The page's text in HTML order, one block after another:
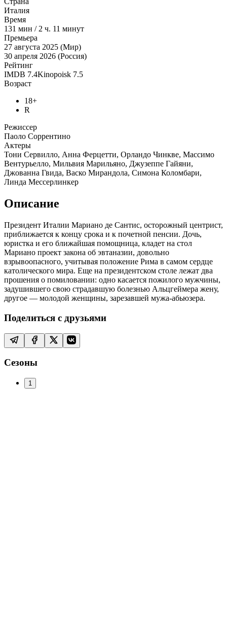
Италия
Время
131 мин /2 ч. 11 минут
Премьера
27 августа 2025 (Мир)
30 апреля 2026 (Россия)
Рейтинг
IMDB 7.4Kinopoisk 7.5
Возраст
18+
R
Режиссер
Паоло Соррентино
Актеры
Тони Сервилло, Анна Ферцетти, Орландо Чинкве, Массимо
Вентурьелло, Мильвия Марильяно, Джузеппе Гайяни,
Джованна Гвида, Васко Мирандола, Симона Коломбари,
Линда Мессерлинкер
Описание
Президент Италии Мариано де Сантис, осторожный центрист,
приближается к концу срока и к почетной пенсии. Дочь,
юристка и его ближайшая помощница, кладет на стол
Мариано проект закона об эвтаназии, довольно
взрывоопасного, учитывая положение Рима в самом сердце
католического мира. Еще на президентском столе лежат два
прошения о помиловании: одно касается пожилого мужчины,
задушившего свою страдавшую болезнью Альцгеймера жену,
другое — молодой женщины, зарезавшей мужа-абьюзера.
Поделиться с друзьями
Сезоны
1